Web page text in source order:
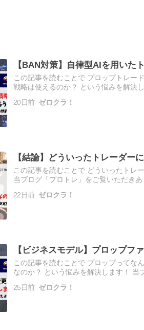
【BAN対策】自律型AIを用いた
この記事を読むことで プロップトレー
戦略は使えるのか？ という悩みを解決
20日前 ゼロクラ！
【結論】どういったトレーダー
この記事を読むことで どういったトレ
当ブログ「プロトレ」をご覧いただき
22日前 ゼロクラ！
【ビジネスモデル】プロップフ
この記事を読むことで プロップってな
なのか？ という悩みを解決します！ 当
25日前 ゼロクラ！